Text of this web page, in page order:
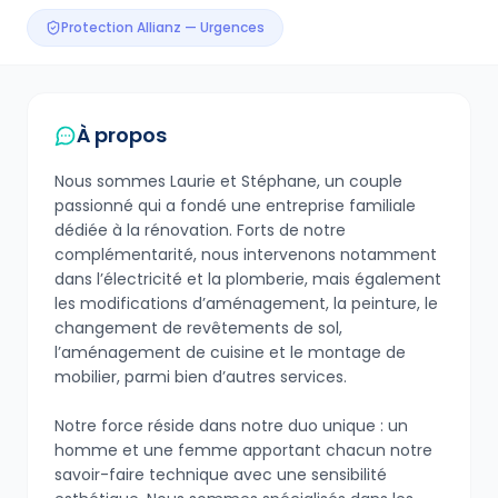
Protection Allianz — Urgences
À propos
Nous sommes Laurie et Stéphane, un couple
passionné qui a fondé une entreprise familiale
dédiée à la rénovation. Forts de notre
complémentarité, nous intervenons notamment
dans l’électricité et la plomberie, mais également
les modifications d’aménagement, la peinture, le
changement de revêtements de sol,
l’aménagement de cuisine et le montage de
mobilier, parmi bien d’autres services.
Notre force réside dans notre duo unique : un
homme et une femme apportant chacun notre
savoir-faire technique avec une sensibilité